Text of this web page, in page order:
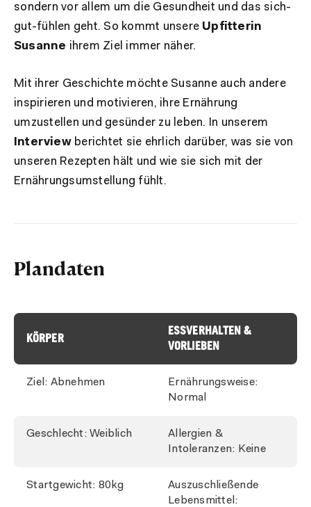
sondern vor allem um die Gesundheit und das sich-
gut-fühlen geht. So kommt unsere Upfitterin
Susanne ihrem Ziel immer näher.
Mit ihrer Geschichte möchte Susanne auch andere
inspirieren und motivieren, ihre Ernährung
umzustellen und gesünder zu leben. In unserem
Interviewberichtet sie ehrlich darüber, was sie von
unseren Rezepten hält und wie sie sich mit der
Ernährungsumstellung fühlt.
Plandaten
KÖRPER
ESSVERHALTEN &
VORLIEBEN
Ziel: Abnehmen
Ernährungsweise:
Normal
Geschlecht: Weiblich
Allergien &
Intoleranzen: Keine
Startgewicht: 80kg
Auszuschließende
Lebensmittel: